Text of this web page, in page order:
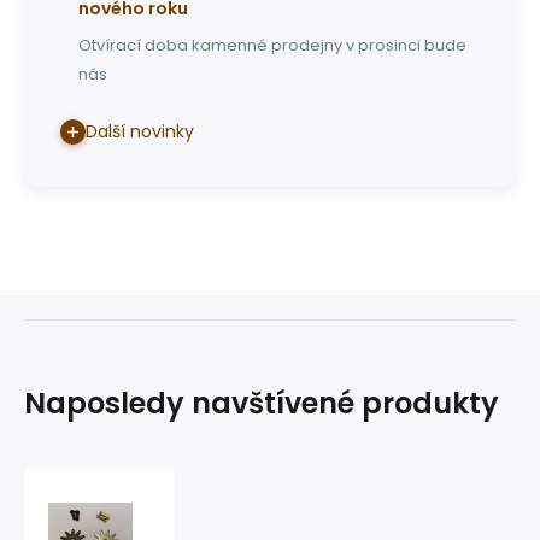
nového roku
Otvírací doba kamenné prodejny v prosinci bude
nás
Další novinky
Naposledy navštívené produkty